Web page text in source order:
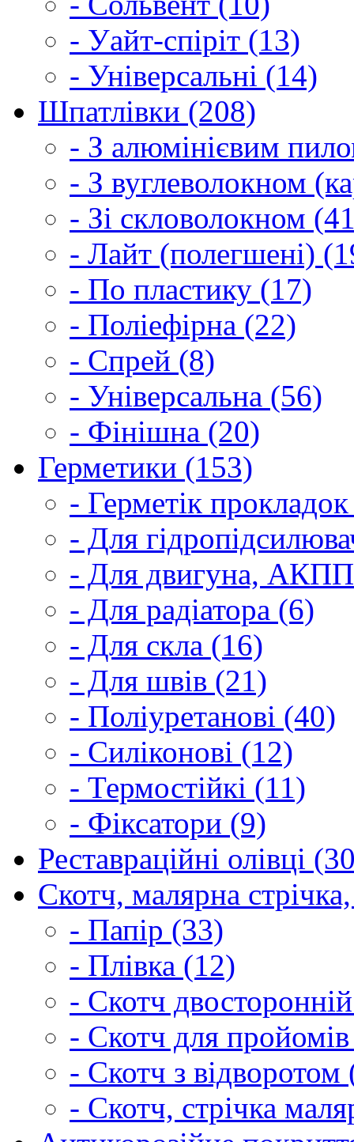
- Уайт-спіріт (13)
- Універсальні (14)
Шпатлівки (208)
- З алюмінієвим
- З вуглеволокном
- Зі скловолокном
- Лайт (полегшені)
- По пластику (17)
- Поліефірна (22)
- Спрей (8)
- Універсальна (56)
- Фінішна (20)
Герметики (153)
- Герметік
- Для
- Для двигуна,
- Для радіатора (6)
- Для скла (16)
- Для швів (21)
- Поліуретанові (40)
- Силіконові (12)
- Термостійкі (11)
- Фіксатори (9)
Реставраційні олівці
Скотч, малярна
- Папір (33)
- Плівка (12)
- Скотч
- Скотч для
- Скотч з відворотом
- Скотч, стрічка